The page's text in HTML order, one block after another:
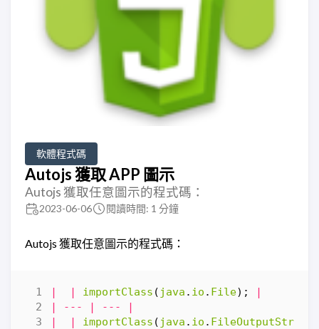
軟體程式碼
Autojs 獲取 APP 圖示
Autojs 獲取任意圖示的程式碼：
2023-06-06 閱讀時間: 1 分鐘
Autojs 獲取任意圖示的程式碼：
| | importClass ( java . io . File);
|
|
--- | ---
|
|
| importClass ( java . io . FileOutputStream